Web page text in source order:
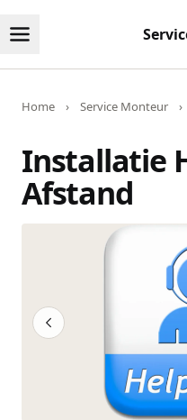
Home › Service Monteur ›
Installatie
Afstand